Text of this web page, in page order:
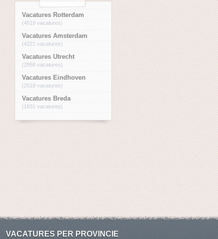
Vacatures Rotterdam
(4519 vacatures)
Vacatures Amsterdam
(4221 vacatures)
Vacatures Utrecht
(2958 vacatures)
Vacatures Eindhoven
(2518 vacatures)
Vacatures Breda
(1831 vacatures)
VACATURES PER PROVINCIE